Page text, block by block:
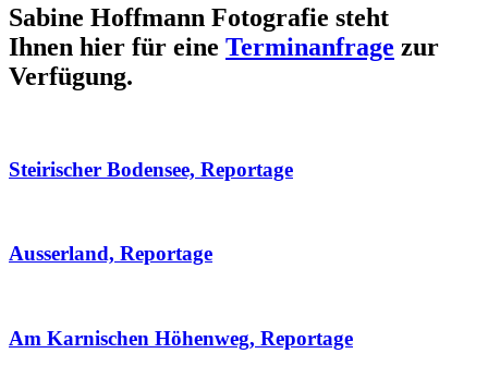
Sabine Hoffmann Fotografie steht
Ihnen hier für eine Terminanfrage zur
Verfügung.
Steirischer Bodensee, Reportage
Ausserland, Reportage
Am Karnischen Höhenweg, Reportage